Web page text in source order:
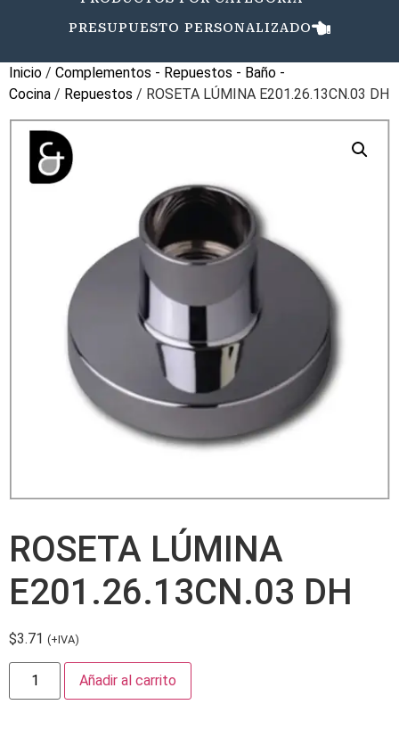
PRESUPUESTO PERSONALIZADO
Inicio / Complementos - Repuestos - Baño -
Cocina / Repuestos / ROSETA LÚMINA E201.26.13CN.03 DH
ROSETA LÚMINA
E201.26.13CN.03 DH
$3.71 (+IVA)
Añadir al carrito